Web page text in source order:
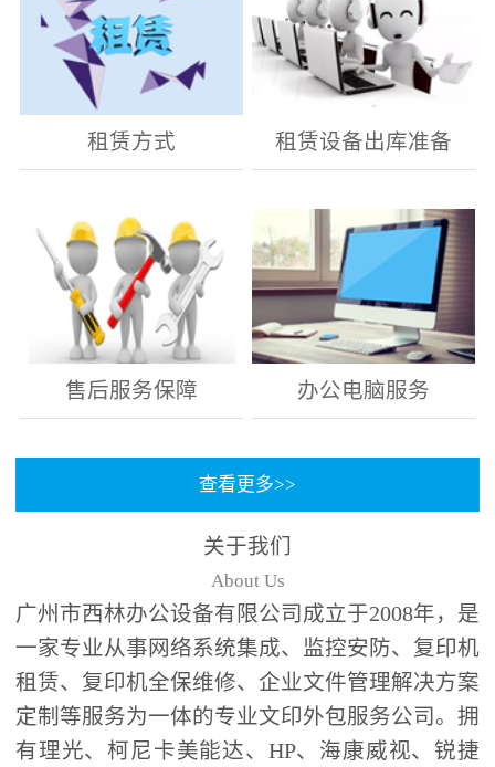
租赁方式 租赁设备出库准备
售后服务保障 办公电脑服务
查看更多>>
关于我们
About Us
广州市西林办公设备有限公司成立于2008年，是
一家专业从事网络系统集成、监控安防、复印机
租赁、复印机全保维修、企业文件管理解决方案
定制等服务为一体的专业文印外包服务公司。拥
有理光、柯尼卡美能达、HP、海康威视、锐捷